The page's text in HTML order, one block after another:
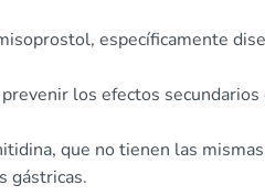
específicamente
los efectos
que no tienen las
gástricas.